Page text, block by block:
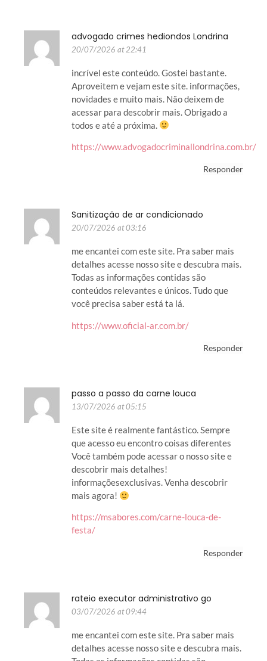
advogado crimes hediondos Londrina
20/07/2026 at 22:41
incrível este conteúdo. Gostei bastante.
Aproveitem e vejam este site. informações,
novidades e muito mais. Não deixem de
acessar para descobrir mais. Obrigado a
todos e até a próxima.
https://www.advogadocriminallondrina.com.br/
Responder
Sanitização de ar condicionado
20/07/2026 at 03:16
me encantei com este site. Pra saber mais
detalhes acesse nosso site e descubra mais.
Todas as informações contidas são
conteúdos relevantes e únicos. Tudo que
você precisa saber está ta lá.
https://www.oficial-ar.com.br/
Responder
passo a passo da carne louca
13/07/2026 at 05:15
Este site é realmente fantástico. Sempre
que acesso eu encontro coisas diferentes
Você também pode acessar o nosso site e
descobrir mais detalhes!
informaçõesexclusivas. Venha descobrir
mais agora!
https://msabores.com/carne-louca-de-
festa/
Responder
rateio executor administrativo go
03/07/2026 at 09:44
me encantei com este site. Pra saber mais
detalhes acesse nosso site e descubra mais.